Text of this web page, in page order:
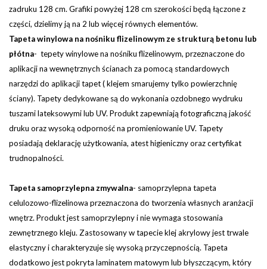
zadruku 128 cm. Grafiki powyżej 128 cm szerokości będą łączone z
części, dzielimy ją na 2 lub więcej równych elementów.
Tapeta winylowa na nośniku flizelinowym ze strukturą betonu lub
płótna- tepety winylowe na nośniku flizelinowym, przeznaczone do
aplikacji na wewnętrznych ścianach za pomocą standardowych
narzędzi do aplikacji tapet ( klejem smarujemy tylko powierzchnię
ściany). Tapety dedykowane są do wykonania ozdobnego wydruku
tuszami lateksowymi lub UV. Produkt zapewniają fotograficzną jakość
druku oraz wysoką odporność na promieniowanie UV. Tapety
posiadają deklarację użytkowania, atest higieniczny oraz certyfikat
trudnopalności.
Tapeta samoprzylepna zmywalna- samoprzylepna tapeta
celulozowo-flizelinowa przeznaczona do tworzenia własnych aranżacji
wnętrz. Produkt jest samoprzylepny i nie wymaga stosowania
zewnętrznego kleju. Zastosowany w tapecie klej akrylowy jest trwale
elastyczny i charakteryzuje się wysoką przyczepnością. Tapeta
dodatkowo jest pokryta laminatem matowym lub błyszczącym, który